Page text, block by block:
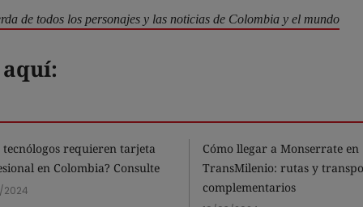
de todos los personajes y las noticias de Colombia y el mundo
tecnólogos requieren tarjeta
en Colombia? Consulte
2024
Cómo llegar a Monserrate en
TransMilenio: rutas y
complementarios